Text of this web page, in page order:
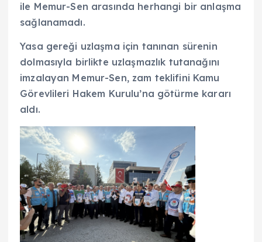
ile Memur-Sen arasında herhangi bir anlaşma
sağlanamadı.
Yasa gereği uzlaşma için tanınan sürenin
dolmasıyla birlikte uzlaşmazlık tutanağını
imzalayan Memur-Sen, zam teklifini Kamu
Görevlileri Hakem Kurulu’na götürme kararı
aldı.